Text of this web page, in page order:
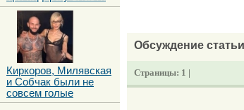
Обсуждение статьи
Страницы: 1 |
Киркоров, Милявская
и Собчак были не
совсем голые